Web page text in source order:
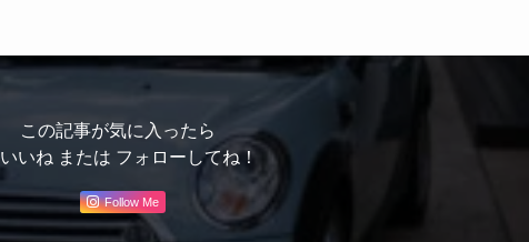
この記事が気に入ったら
いいね または フォローしてね！
Follow Me